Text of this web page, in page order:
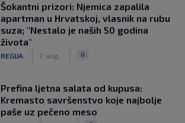
Šokantni prizori: Njemica zapalila
apartman u Hrvatskoj, vlasnik na rubu
suza; "Nestalo je naših 50 godina
života"
REGIJA 7. aug. 0
Prefina ljetna salata od kupusa:
Kremasto savršenstvo koje najbolje
paše uz pečeno meso